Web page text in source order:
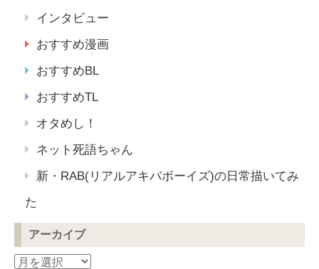
インタビュー
おすすめ漫画
おすすめBL
おすすめTL
オタめし！
ネット死語ちゃん
新・RAB(リアルアキバボーイズ)の日常描いてみ
た
アーカイブ
ア